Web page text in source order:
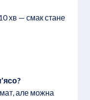
хв — смак стане
але можна